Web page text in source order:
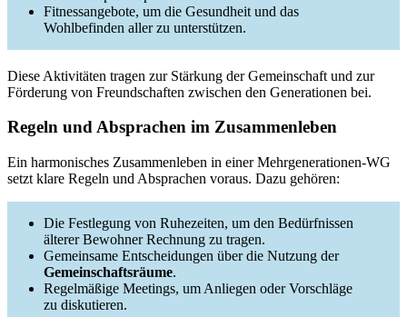
Fitnessangebote, um die Gesundheit und das
Wohlbefinden aller zu unterstützen.
Diese Aktivitäten tragen zur Stärkung der Gemeinschaft und zur
Förderung von Freundschaften zwischen den Generationen bei.
Regeln und Absprachen im Zusammenleben
Ein harmonisches Zusammenleben in einer Mehrgenerationen-WG
setzt klare Regeln und Absprachen voraus. Dazu gehören:
Die Festlegung von Ruhezeiten, um den Bedürfnissen
älterer Bewohner Rechnung zu tragen.
Gemeinsame Entscheidungen über die Nutzung der
Gemeinschaftsräume.
Regelmäßige Meetings, um Anliegen oder Vorschläge
zu diskutieren.